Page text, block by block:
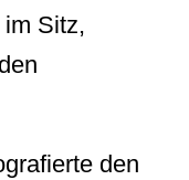
Sitz,
den